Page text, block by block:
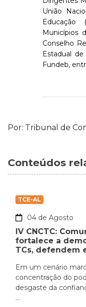
União
Municípios
Conselho
Estadual
Fundeb,
Por: Tribunal de
Conteúdos
TCE-AL
04 de Agosto
IV CNCTC:
fortalece a
TCs, defendem
Em um cenário
concentração do
desgaste da
...